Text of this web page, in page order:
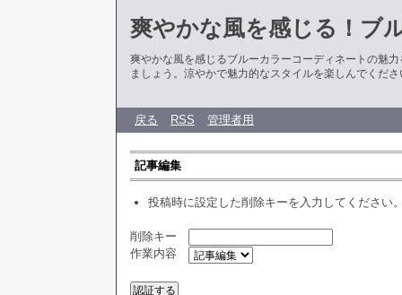
爽やかな風を感じる！ブ
爽やかな風を感じるブルーカラーコーディネートの魅
ましょう。涼やかで魅力的なスタイルを楽しんでくださ
戻る RSS 管理者用
記事編集
投稿時に設定した削除キーを入力してください
削除キー
作業内容